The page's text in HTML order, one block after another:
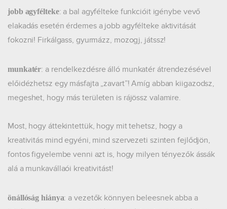
jobb agyfélteke: a bal agyfélteke funkcióit igénybe vevő
elakadás esetén érdemes a jobb agyfélteke aktivitását
fokozni! Firkálgass, gyurmázz, mozogj, játssz!
munkatér: a rendelkezdésre álló munkatér átrendezésével
előidézhetsz egy másfajta „zavart”! Amíg abban kiigazodsz,
megeshet, hogy más területen is rájössz valamire.
Most, hogy áttekintettük, hogy mit tehetsz, hogy a
kreativitás mind egyéni, mind szervezeti szinten fejlődjön,
fontos figyelembe venni azt is, hogy milyen tényezők ássák
alá a munkavállaói kreativitást!
önállóság hiánya: a vezetők könnyen beleesnek abba a